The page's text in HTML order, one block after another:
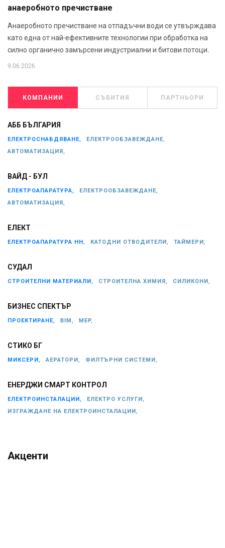
анаеробното пречистване
Анаеробното пречистване на отпадъчни води се утвърждава
като една от най-ефективните технологии при обработка на
силно органично замърсени индустриални и битови потоци.
9.06.2026
КОМПАНИИ СЪБИТИЯ ПАРТНЬОРИ
АББ БЪЛГАРИЯ
ЕЛЕКТРОСНАБДЯВАНЕ,
ЕЛЕКТРООБЗАВЕЖДАНЕ,
АВТОМАТИЗАЦИЯ,
ВАЙД - БУЛ
ЕЛЕКТРОАПАРАТУРА,
ЕЛЕКТРООБЗАВЕЖДАНЕ,
АВТОМАТИЗАЦИЯ,
ЕЛЕКТ
ЕЛЕКТРОАПАРАТУРА НН, КАТОДНИ ОТВОДИТЕЛИ, ТАЙМЕРИ,
СУДАЛ
СТРОИТЕЛНИ МАТЕРИАЛИ, СТРОИТЕЛНА ХИМИЯ, СИЛИКОНИ,
БИЗНЕС СПЕКТЪР
ПРОЕКТИРАНЕ, BIM, MEP,
СТИКО БГ
МИКСЕРИ, АЕРАТОРИ, ФИЛТЪРНИ СИСТЕМИ,
ЕНЕРДЖИ СМАРТ КОНТРОЛ
ЕЛЕКТРОИНСТАЛАЦИИ,
ЕЛЕКТРО УСЛУГИ,
ИЗГРАЖДАНЕ НА ЕЛЕКТРОИНСТАЛАЦИИ,
Акценти